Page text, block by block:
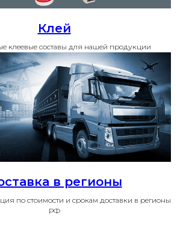
Клей
клеевые составы для нашей продукции
в регионы
по стоимости и срокам доставки в регионы
РФ